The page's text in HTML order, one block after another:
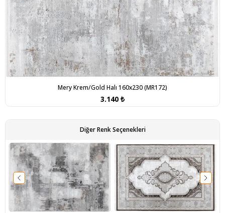
Mery Krem/Gold Halı 160x230 (MR172)
3.140 ₺
Diğer Renk Seçenekleri